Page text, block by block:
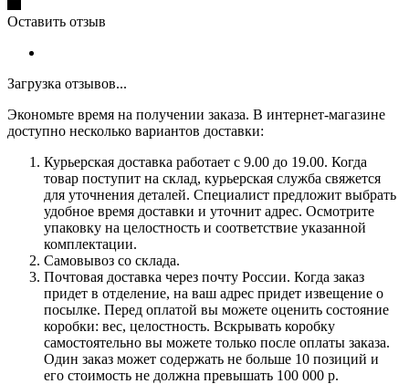
Оставить отзыв
Загрузка отзывов...
Экономьте время на получении заказа. В интернет-магазине
доступно несколько вариантов доставки:
Курьерская доставка работает с 9.00 до 19.00. Когда
товар поступит на склад, курьерская служба свяжется
для уточнения деталей. Специалист предложит выбрать
удобное время доставки и уточнит адрес. Осмотрите
упаковку на целостность и соответствие указанной
комплектации.
Самовывоз со склада.
Почтовая доставка через почту России. Когда заказ
придет в отделение, на ваш адрес придет извещение о
посылке. Перед оплатой вы можете оценить состояние
коробки: вес, целостность. Вскрывать коробку
самостоятельно вы можете только после оплаты заказа.
Один заказ может содержать не больше 10 позиций и
его стоимость не должна превышать 100 000 р.